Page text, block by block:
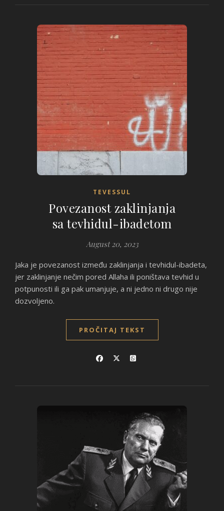
TEVESSUL
Povezanost zaklinjanja
sa tevhidul-ibadetom
August 20, 2023
Jaka je povezanost između zaklinjanja i tevhidul-ibadeta,
jer zaklinjanje nečim pored Allaha ili poništava tevhid u
potpunosti ili ga pak umanjuje, a ni jedno ni drugo nije
dozvoljeno.
PROČITAJ TEKST